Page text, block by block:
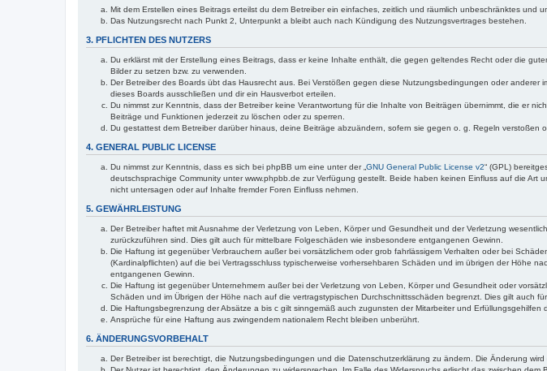
Mit dem Erstellen eines Beitrags erteilst du dem Betreiber ein einfaches, zeitlich und räumlich unbeschränktes und
Das Nutzungsrecht nach Punkt 2, Unterpunkt a bleibt auch nach Kündigung des Nutzungsvertrages bestehen.
3. PFLICHTEN DES NUTZERS
Du erklärst mit der Erstellung eines Beitrags, dass er keine Inhalte enthält, die gegen geltendes Recht oder die
Bilder zu setzen bzw. zu verwenden.
Der Betreiber des Boards übt das Hausrecht aus. Bei Verstößen gegen diese Nutzungsbedingungen oder
dieses Boards ausschließen und dir ein Hausverbot erteilen.
Du nimmst zur Kenntnis, dass der Betreiber keine Verantwortung für die Inhalte von Beiträgen übernimmt, die er
Beiträge und Funktionen jederzeit zu löschen oder zu sperren.
Du gestattest dem Betreiber darüber hinaus, deine Beiträge abzuändern, sofern sie gegen o. g. Regeln verstoßen
4. GENERAL PUBLIC LICENSE
Du nimmst zur Kenntnis, dass es sich bei phpBB um eine unter der „ GNU General Public License v2“ (GPL)
deutschsprachige Community unter www.phpbb.de zur Verfügung gestellt. Beide haben keinen Einfluss auf die
nicht untersagen oder auf Inhalte fremder Foren Einfluss nehmen.
5. GEWÄHRLEISTUNG
Der Betreiber haftet mit Ausnahme der Verletzung von Leben, Körper und Gesundheit und der Verletzung
zurückzuführen sind. Dies gilt auch für mittelbare Folgeschäden wie insbesondere entgangenen Gewinn.
Die Haftung ist gegenüber Verbrauchern außer bei vorsätzlichem oder grob fahrlässigem Verhalten oder bei
(Kardinalpflichten) auf die bei Vertragsschluss typischerweise vorhersehbaren Schäden und im übrigen der Höhe
entgangenen Gewinn.
Die Haftung ist gegenüber Unternehmern außer bei der Verletzung von Leben, Körper und Gesundheit oder
Schäden und im Übrigen der Höhe nach auf die vertragstypischen Durchschnittsschäden begrenzt. Dies gilt auch
Die Haftungsbegrenzung der Absätze a bis c gilt sinngemäß auch zugunsten der Mitarbeiter und Erfüllungsgehilfen
Ansprüche für eine Haftung aus zwingendem nationalem Recht bleiben unberührt.
6. ÄNDERUNGSVORBEHALT
Der Betreiber ist berechtigt, die Nutzungsbedingungen und die Datenschutzerklärung zu ändern. Die Änderung wird